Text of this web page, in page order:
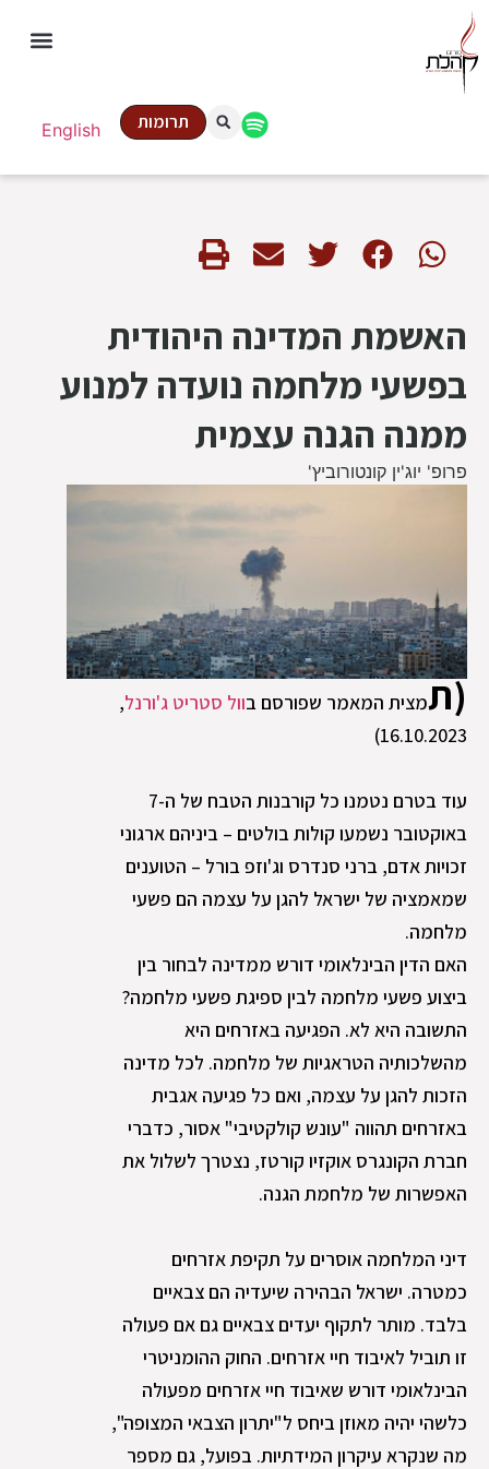
English תרומות
האשמת המדינה היהודית
בפשעי מלחמה נועדה למנוע
ממנה הגנה עצמית
פרופ' יוג'ין קונטורוביץ'
(תמצית המאמר שפורסם בוול סטריט ג'ורנל,
16.10.2023)
עוד בטרם נטמנו כל קורבנות הטבח של ה-7
באוקטובר נשמעו קולות בולטים – ביניהם ארגוני
זכויות אדם, ברני סנדרס וג'וזפ בורל – הטוענים
שמאמציה של ישראל להגן על עצמה הם פשעי
מלחמה.
האם הדין הבינלאומי דורש ממדינה לבחור בין
ביצוע פשעי מלחמה לבין ספיגת פשעי מלחמה?
התשובה היא לא. הפגיעה באזרחים היא
מהשלכותיה הטראגיות של מלחמה. לכל מדינה
הזכות להגן על עצמה, ואם כל פגיעה אגבית
באזרחים תהווה "עונש קולקטיבי" אסור, כדברי
חברת הקונגרס אוקזיו קורטז, נצטרך לשלול את
האפשרות של מלחמת הגנה.
דיני המלחמה אוסרים על תקיפת אזרחים
כמטרה. ישראל הבהירה שיעדיה הם צבאיים
בלבד. מותר לתקוף יעדים צבאיים גם אם פעולה
זו תוביל לאיבוד חיי אזרחים. החוק ההומניטרי
הבינלאומי דורש שאיבוד חיי אזרחים מפעולה
כלשהי יהיה מאוזן ביחס ל"יתרון הצבאי המצופה",
מה שנקרא עיקרון המידתיות. בפועל, גם מספר